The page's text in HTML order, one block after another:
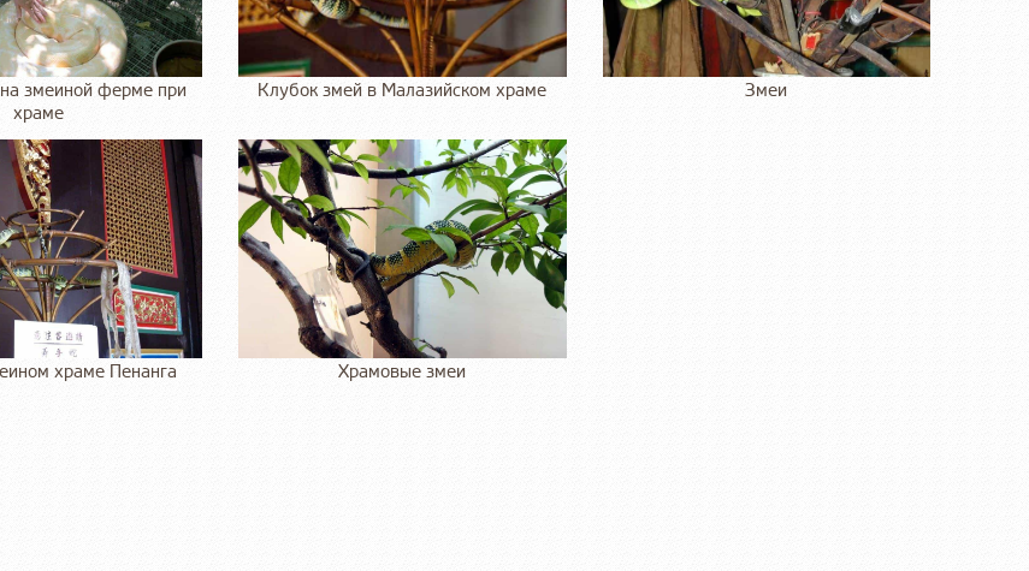
змеиной ферме при
храме
Клубок змей в Малазийском храме Змеи
храме Пенанга Храмовые змеи